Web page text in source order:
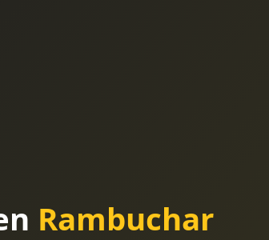
Rambuchar